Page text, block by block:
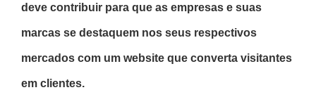
deve contribuir para que as empresas e suas
marcas se destaquem nos seus respectivos
mercados com um website que converta visitantes
em clientes.